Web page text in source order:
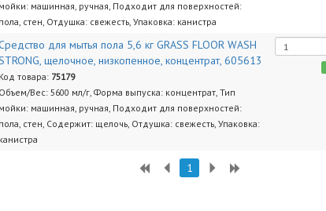
мойки: машинная, ручная, Подходит для поверхностей:
пола, стен, Отдушка: свежесть, Упаковка: канистра
для мытья пола 5,6 кг GRASS FLOOR WASH
щелочное, низкопенное, концентрат, 605613
Код товара: 75179
Объем/Вес: 5600 мл/г, Форма выпуска: концентрат, Тип
мойки: машинная, ручная, Подходит для поверхностей:
пола, стен, Содержит: щелочь, Отдушка: свежесть, Упаковка:
канистра
1